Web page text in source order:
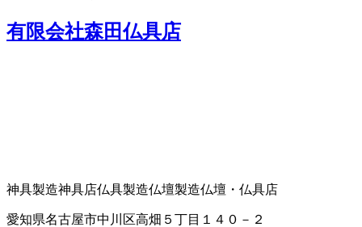
有限会社森田仏具店
神具製造神具店仏具製造仏壇製造仏壇・仏具店
愛知県名古屋市中川区高畑５丁目１４０－２